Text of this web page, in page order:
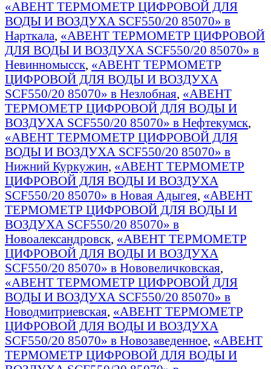
«АВЕНТ ТЕРМОМЕТР ЦИФРОВОЙ ДЛЯ
ВОДЫ И ВОЗДУХА SCF550/20 85070» в
Нарткала, «АВЕНТ ТЕРМОМЕТР ЦИФРОВОЙ
ДЛЯ ВОДЫ И ВОЗДУХА SCF550/20 85070» в
Невинномысск, «АВЕНТ ТЕРМОМЕТР
ЦИФРОВОЙ ДЛЯ ВОДЫ И ВОЗДУХА
SCF550/20 85070» в Незлобная, «АВЕНТ
ТЕРМОМЕТР ЦИФРОВОЙ ДЛЯ ВОДЫ И
ВОЗДУХА SCF550/20 85070» в Нефтекумск,
«АВЕНТ ТЕРМОМЕТР ЦИФРОВОЙ ДЛЯ
ВОДЫ И ВОЗДУХА SCF550/20 85070» в
Нижний Куркужин, «АВЕНТ ТЕРМОМЕТР
ЦИФРОВОЙ ДЛЯ ВОДЫ И ВОЗДУХА
SCF550/20 85070» в Новая Адыгея, «АВЕНТ
ТЕРМОМЕТР ЦИФРОВОЙ ДЛЯ ВОДЫ И
ВОЗДУХА SCF550/20 85070» в
Новоалександровск, «АВЕНТ ТЕРМОМЕТР
ЦИФРОВОЙ ДЛЯ ВОДЫ И ВОЗДУХА
SCF550/20 85070» в Нововеличковская,
«АВЕНТ ТЕРМОМЕТР ЦИФРОВОЙ ДЛЯ
ВОДЫ И ВОЗДУХА SCF550/20 85070» в
Новодмитриевская, «АВЕНТ ТЕРМОМЕТР
ЦИФРОВОЙ ДЛЯ ВОДЫ И ВОЗДУХА
SCF550/20 85070» в Новозаведенное, «АВЕНТ
ТЕРМОМЕТР ЦИФРОВОЙ ДЛЯ ВОДЫ И